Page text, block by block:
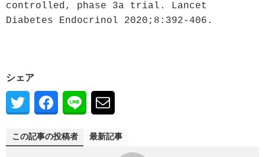
controlled, phase 3a trial. Lancet
Diabetes Endocrinol 2020;8:392-406.
シェア
この記事の投稿者 最新記事